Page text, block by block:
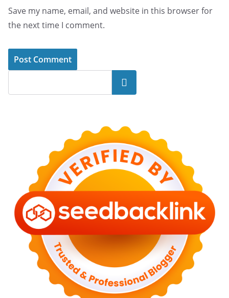
Save my name, email, and website in this browser for
the next time I comment.
Search